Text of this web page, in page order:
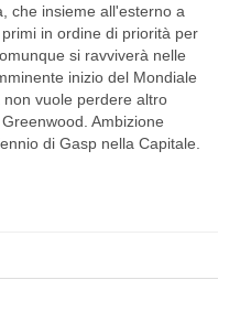
che insieme all'esterno a
in ordine di priorità per
si ravviverà nelle
inizio del Mondiale
vuole perdere altro
Ambizione
di Gasp nella Capitale.